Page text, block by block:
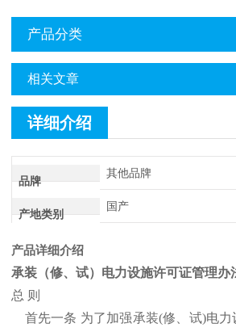
产品分类
相关文章
详细介绍
品牌
其他品牌
产地类别
国产
产品详细介绍
承装（修、试）电力设施许可证管理办
总 则
首先一条 为了加强承装(修、试)电力